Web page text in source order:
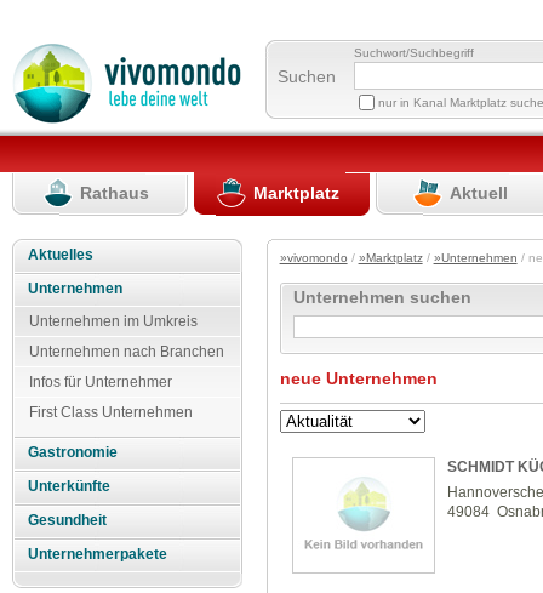
Suchen
Suchwort/Suchbegriff
nur in Kanal Marktplatz
Rathaus Marktplatz Aktuell
Aktuelles
Unternehmen
Unternehmen im Umkreis
Unternehmen nach Branchen
Infos für Unternehmer
First Class Unternehmen
Gastronomie
Unterkünfte
Gesundheit
Unternehmerpakete
»vivomondo / »Marktplatz/ »Unternehmen /
Unternehmen suchen
neue Unternehmen
SCHMIDT
49084